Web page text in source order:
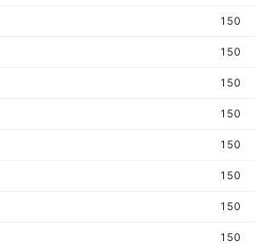
150
150
150
150
150
150
150
150